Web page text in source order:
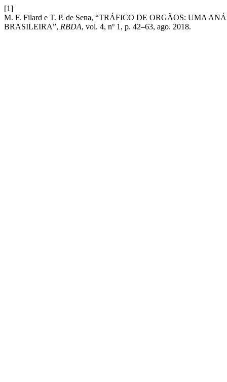
[1]
M. F. Filard e T. P. de Sena, “TRÁFICO DE ORGÃOS: UMA
BRASILEIRA”, RBDA, vol. 4, nº 1, p. 42–63, ago. 2018.